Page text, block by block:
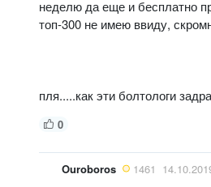
неделю да еще и бесплатно
топ-300 не имею ввиду,
пля.....как эти болтологи
0
Ouroboros 1461